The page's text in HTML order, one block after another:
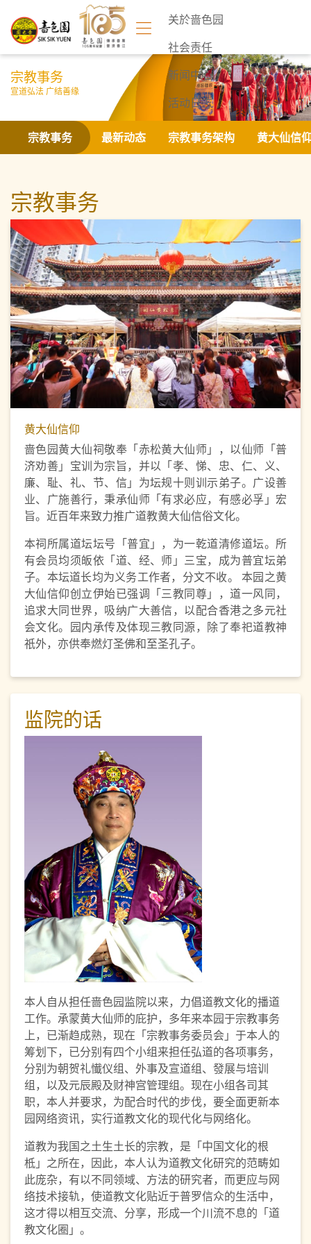
关於啬色园
社会责任
新闻中心
活动日志
联络我们
宗教事务
宣道弘法 广结善缘
宗教事务 最新动态 宗教事务架构 黄大仙信
宗教事务
黄大仙信仰
啬色园黄大仙祠敬奉「赤松黄大仙师」，以仙师「普
济劝善」宝训为宗旨，并以「孝、悌、忠、仁、义、
廉、耻、礼、节、信」为坛规十则训示弟子。广设善
业、广施善行，秉承仙师「有求必应，有感必孚」宏
旨。近百年来致力推广道教黄大仙信俗文化。
本祠所属道坛坛号「普宜」，为一乾道清修道坛。所
有会员均须皈依「道、经、师」三宝，成为普宜坛弟
子。本坛道长均为义务工作者，分文不收。 本园之黄
大仙信仰创立伊始已强调「三教同尊」，道一风同，
追求大同世界，吸纳广大善信，以配合香港之多元社
会文化。园内承传及体现三教同源，除了奉祀道教神
祇外，亦供奉燃灯圣佛和至圣孔子。
监院的话
本人自从担任啬色园监院以来，力倡道教文化的播道
工作。承蒙黄大仙师的庇护，多年来本园于宗教事务
上，已渐趋成熟，现在「宗教事务委员会」于本人的
筹划下，已分别有四个小组来担任弘道的各项事务，
分别为朝贺礼懴仪组、外事及宣道组、發展与培训
组，以及元辰殿及财神宫管理组。现在小组各司其
职，本人并要求，为配合时代的步伐，要全面更新本
园网络资讯，实行道教文化的现代化与网络化。
道教为我国之土生土长的宗教，是「中国文化的根
柢」之所在，因此，本人认为道教文化研究的范畴如
此庞杂，有以不同领域、方法的研究者，而更应与网
络技术接轨，使道教文化贴近于普罗信众的生活中，
这才得以相互交流、分享，形成一个川流不息的「道
教文化圈」。